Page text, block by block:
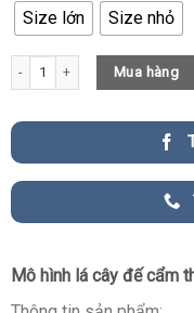
Size lớn Size nhỏ
Mô hình lá cây đế cẩm thạch
Mua hàng
Mô hình lá cây đế cẩm